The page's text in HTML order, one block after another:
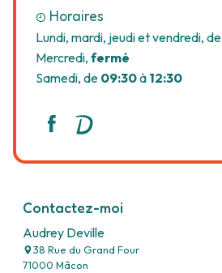
Horaires
Lundi, mardi, jeudi et vendredi, de
Mercredi, fermé
Samedi, de 09:30à 12:30
Contactez-moi
Audrey Deville
38 Rue du Grand Four
71000 Mâcon